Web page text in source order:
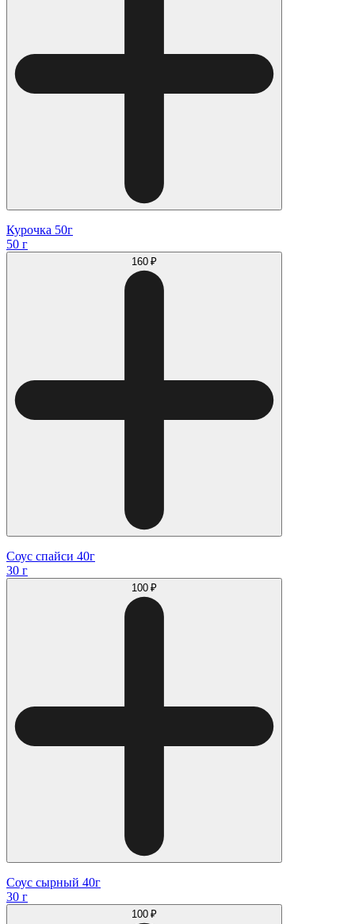
Курочка 50г
50 г
160 ₽
Соус спайси 40г
30 г
100 ₽
Соус сырный 40г
30 г
100 ₽